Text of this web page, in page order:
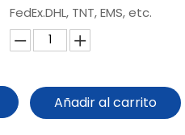
FedEx.DHL, TNT, EMS, etc.
Añadir al carrito